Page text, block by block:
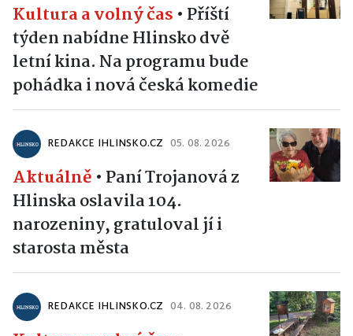
Kultura a volný čas • Příští
týden nabídne Hlinsko dvě
letní kina. Na programu bude
pohádka i nová česká komedie
REDAKCE IHLINSKO.CZ 05. 08. 2026
Aktuálně • Paní Trojanová z
Hlinska oslavila 104.
narozeniny, gratuloval jí i
starosta města
REDAKCE IHLINSKO.CZ 04. 08. 2026